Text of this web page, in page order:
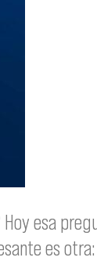
Hoy esa
es otra: